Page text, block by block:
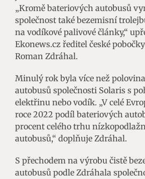
„Kromě bateriových autobusů
společnost také bezemisní
na vodíkové palivové články,“
Ekonews.cz ředitel české
Roman Zdráhal.
Minulý rok byla více než
autobusů společnosti Solaris s
elektřinu nebo vodík. „V celé
roce 2022 podíl bateriových
procent celého trhu
autobusů,“ doplňuje Zdráhal.
S přechodem na výrobu čistě
autobusů podle Zdráhala